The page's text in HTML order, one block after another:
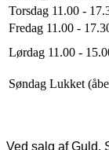
Torsdag 11.00 -
Fredag 11.00 -
Lørdag 11.00 -
Søndag Lukket
Ved salg af Guld,